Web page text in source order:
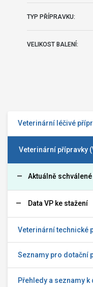
Veterinární léčivé
Veterinární přípravky
Aktuálně schválené
Data VP ke stažení
Veterinární technické
Seznamy pro dotační
Přehledy a seznamy k
TYP PŘÍPRAVKU:
VELIKOST BALENÍ: